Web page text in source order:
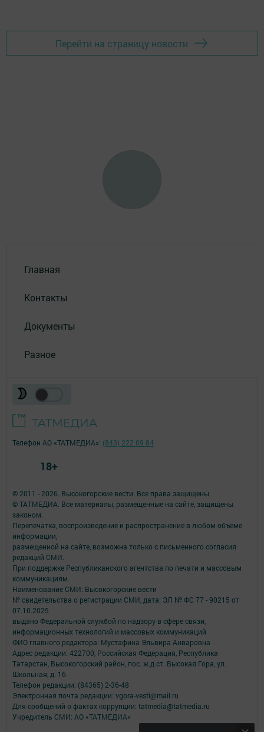
Перейти на страницу новости
Главная
Контакты
Документы
Разное
© 2011 - 2026. Высокогорские вести. Все права защищены.
© ТАТМЕДИА. Все материалы, размещенные на сайте, защищены
законом.
Перепечатка, воспроизведение и распространение в любом объеме
информации,
размещенной на сайте, возможна только с письменного согласия
редакций СМИ.
При поддержке Республиканского агентства по печати и массовым
коммуникациям.
Наименование СМИ: Высокогорские вести
№ свидетельства о регистрации СМИ, дата: ЭЛ № ФС 77 - 90215 от
07.10.2025
выдано Федеральной службой по надзору в сфере связи,
информационных технологий и массовых коммуникаций
ФИО главного редактора: Мустафина Эльвира Анваровна
Адрес редакции: 422700, Российская Федерация, Республика
Татарстан, Высокогорский район, пос. ж.д.ст. Высокая Гора, ул.
Школьная, д. 16
Телефон редакции: (84365) 2-36-48
Электронная почта редакции: vgora-vesti@mail.ru
Для сообщений о фактах коррупции: tatmedia@tatmedia.ru
Учредитель СМИ: АО «ТАТМЕДИА»
Телефон АО «ТАТМЕДИА»: (843) 222 09 84
18+